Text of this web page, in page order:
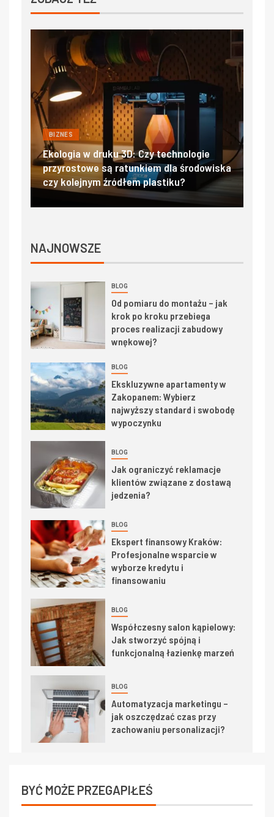
BIZNES
Ekologia w druku 3D: Czy technologie
przyrostowe są ratunkiem dla środowiska
czy kolejnym źródłem plastiku?
NAJNOWSZE
BLOG
Od pomiaru do montażu – jak
krok po kroku przebiega
proces realizacji zabudowy
wnękowej?
BLOG
Ekskluzywne apartamenty w
Zakopanem: Wybierz
najwyższy standard i swobodę
wypoczynku
BLOG
Jak ograniczyć reklamacje
klientów związane z dostawą
jedzenia?
BLOG
Ekspert finansowy Kraków:
Profesjonalne wsparcie w
wyborze kredytu i
finansowaniu
BLOG
Współczesny salon kąpielowy:
Jak stworzyć spójną i
funkcjonalną łazienkę marzeń
BLOG
Automatyzacja marketingu –
jak oszczędzać czas przy
zachowaniu personalizacji?
BYĆ MOŻE PRZEGAPIŁEŚ